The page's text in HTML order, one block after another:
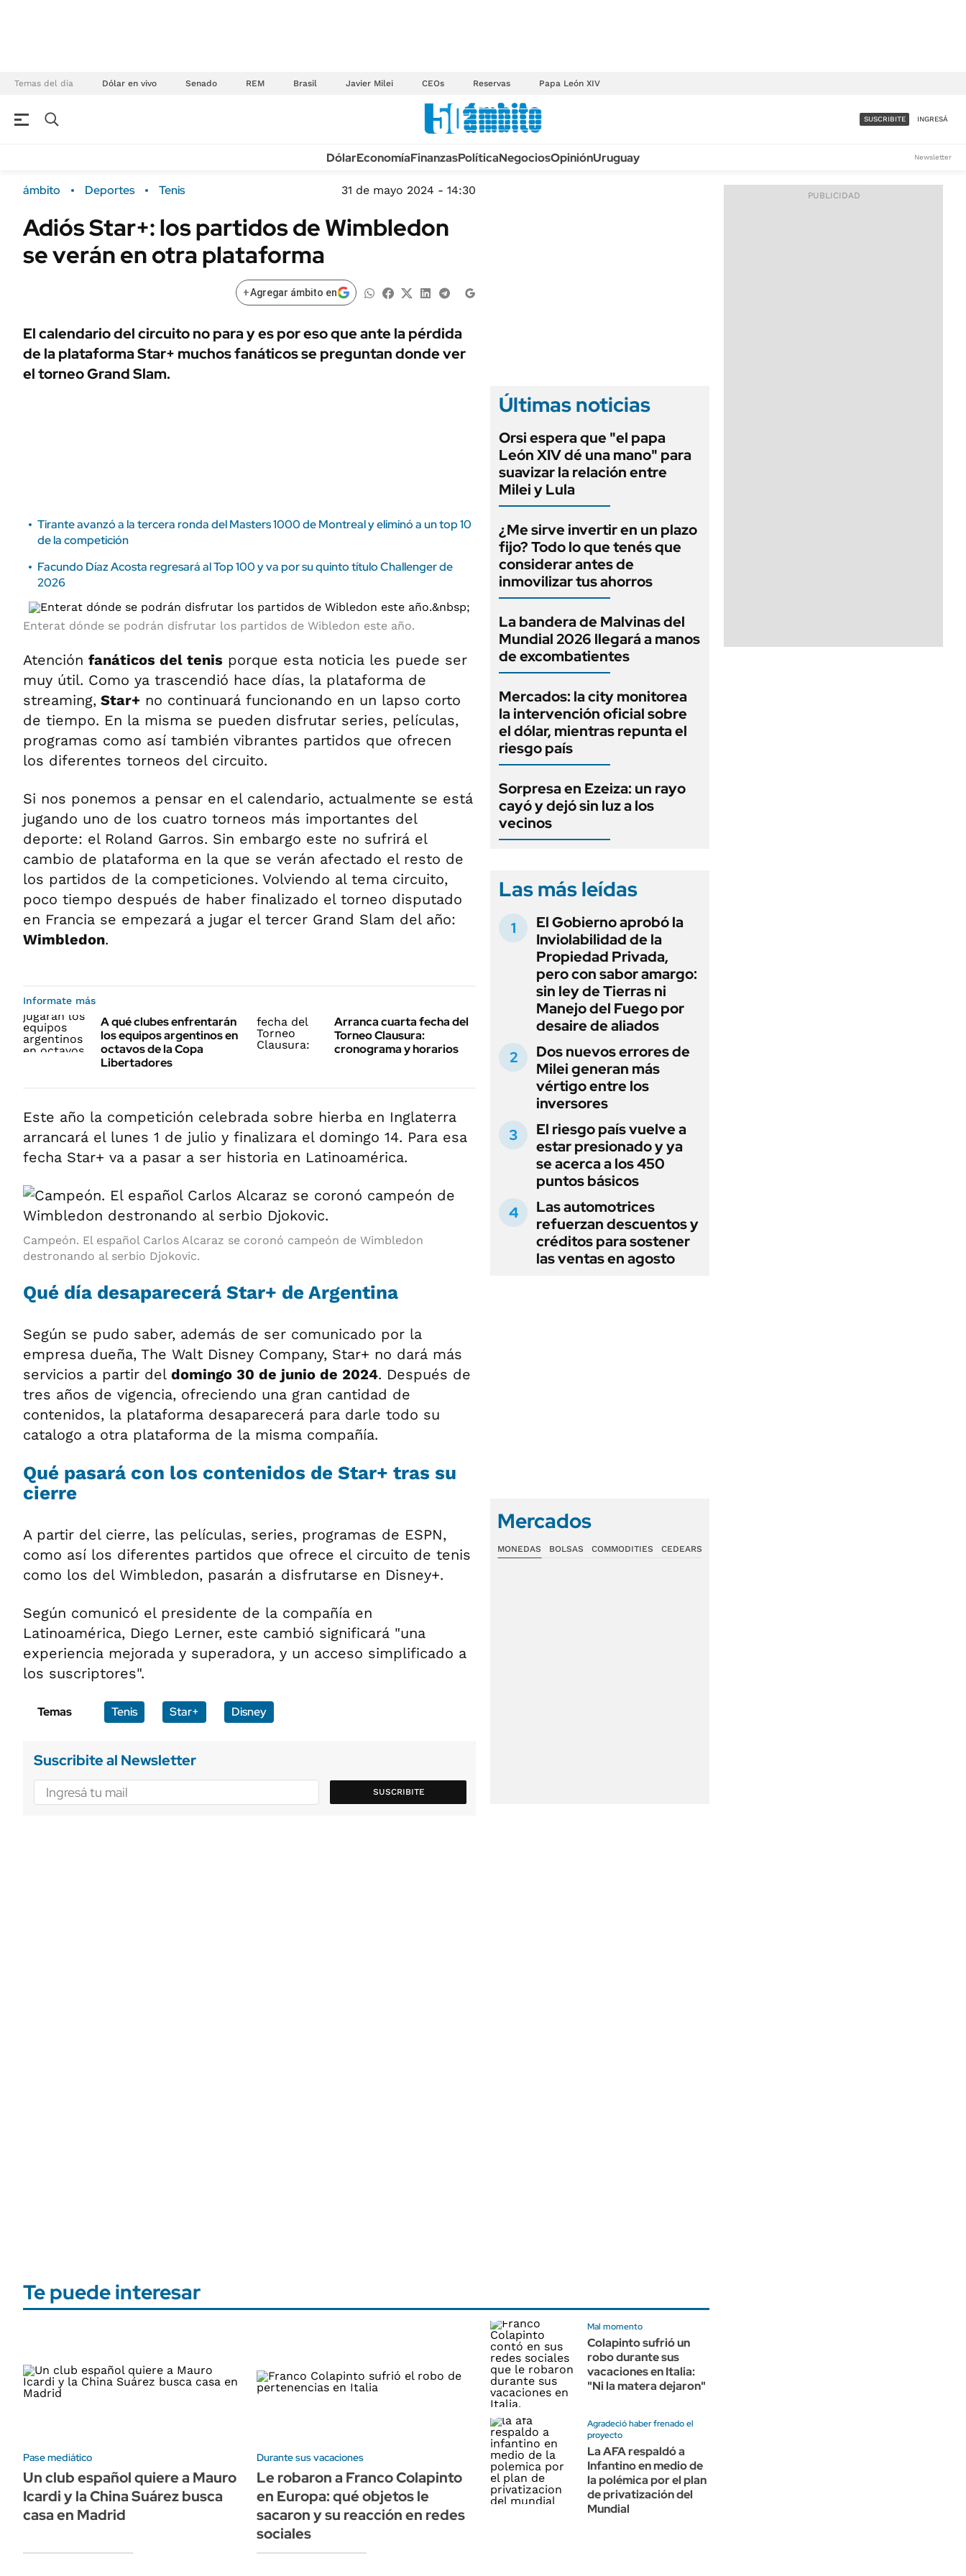
Temas del día Dólar en vivo Senado REM Brasil Javier Milei CEOs Reservas Papa León XIV
Campo
FINANZAS
ÁMBITO DEBATE
MEDIAKIT AMBITO DEBATE
Sustentabilidad
Seguros
ENERGY REPORT
POLÍTICA
Municipios
TECNOLOGÍA
MÉXICO
MUNDO
LIFESTYLE
AUTOS
ACCESO FULL - $1.800/MES
SUSCRIBITE INGRESÁ
DólarEconomíaFinanzasPolíticaNegociosOpiniónUruguay Newsletter
ámbito Deportes Tenis 31 de mayo 2024 - 14:30
Adiós Star+: los partidos de Wimbledon
se verán en otra plataforma
+Agregar ámbito en
El calendario del circuito no para y es por eso que ante la pérdida
de la plataforma Star+ muchos fanáticos se preguntan donde ver
el torneo Grand Slam.
Tirante avanzó a la tercera ronda del Masters 1000 de Montreal y eliminó a un top 10
de la competición
Facundo Díaz Acosta regresará al Top 100 y va por su quinto título Challenger de
2026
Enterat dónde se podrán disfrutar los partidos de Wibledon este año.
Atención fanáticos del tenis porque esta noticia les puede ser
muy útil. Como ya trascendió hace días, la plataforma de
streaming, Star+ no continuará funcionando en un lapso corto
de tiempo. En la misma se pueden disfrutar series, películas,
programas como así también vibrantes partidos que ofrecen
los diferentes torneos del circuito.
Si nos ponemos a pensar en el calendario, actualmente se está
jugando uno de los cuatro torneos más importantes del
deporte: el Roland Garros. Sin embargo este no sufrirá el
cambio de plataforma en la que se verán afectado el resto de
los partidos de la competiciones. Volviendo al tema circuito,
poco tiempo después de haber finalizado el torneo disputado
en Francia se empezará a jugar el tercer Grand Slam del año:
Wimbledon.
Informate más
A qué clubes enfrentarán
los equipos argentinos en
octavos de la Copa
Libertadores
Arranca cuarta fecha del
Torneo Clausura:
cronograma y horarios
Este año la competición celebrada sobre hierba en Inglaterra
arrancará el lunes 1 de julio y finalizara el domingo 14. Para esa
fecha Star+ va a pasar a ser historia en Latinoamérica.
Campeón. El español Carlos Alcaraz se coronó campeón de Wimbledon
destronando al serbio Djokovic.
Qué día desaparecerá Star+ de Argentina
Según se pudo saber, además de ser comunicado por la
empresa dueña, The Walt Disney Company, Star+ no dará más
servicios a partir del domingo 30 de junio de 2024. Después de
tres años de vigencia, ofreciendo una gran cantidad de
contenidos, la plataforma desaparecerá para darle todo su
catalogo a otra plataforma de la misma compañía.
Qué pasará con los contenidos de Star+ tras su
cierre
A partir del cierre, las películas, series, programas de ESPN,
como así los diferentes partidos que ofrece el circuito de tenis
como los del Wimbledon, pasarán a disfrutarse en Disney+.
Según comunicó el presidente de la compañía en
Latinoamérica, Diego Lerner, este cambió significará "una
experiencia mejorada y superadora, y un acceso simplificado a
los suscriptores".
Temas Tenis Star+ Disney
Suscribite al Newsletter
SUSCRIBITE
Últimas noticias
Orsi espera que "el papa
León XIV dé una mano" para
suavizar la relación entre
Milei y Lula
¿Me sirve invertir en un plazo
fijo? Todo lo que tenés que
considerar antes de
inmovilizar tus ahorros
La bandera de Malvinas del
Mundial 2026 llegará a manos
de excombatientes
Mercados: la city monitorea
la intervención oficial sobre
el dólar, mientras repunta el
riesgo país
Sorpresa en Ezeiza: un rayo
cayó y dejó sin luz a los
vecinos
Las más leídas
El Gobierno aprobó la
Inviolabilidad de la
Propiedad Privada,
pero con sabor amargo:
sin ley de Tierras ni
Manejo del Fuego por
desaire de aliados
Dos nuevos errores de
Milei generan más
vértigo entre los
inversores
El riesgo país vuelve a
estar presionado y ya
se acerca a los 450
puntos básicos
Las automotrices
refuerzan descuentos y
créditos para sostener
las ventas en agosto
Mercados
MONEDAS BOLSAS COMMODITIES CEDEARS
Te puede interesar
Pase mediático
Un club español quiere a Mauro
Icardi y la China Suárez busca
casa en Madrid
Durante sus vacaciones
Le robaron a Franco Colapinto
en Europa: qué objetos le
sacaron y su reacción en redes
sociales
Mal momento
Colapinto sufrió un
robo durante sus
vacaciones en Italia:
"Ni la matera dejaron"
Agradeció haber frenado el
proyecto
La AFA respaldó a
Infantino en medio de
la polémica por el plan
de privatización del
Mundial